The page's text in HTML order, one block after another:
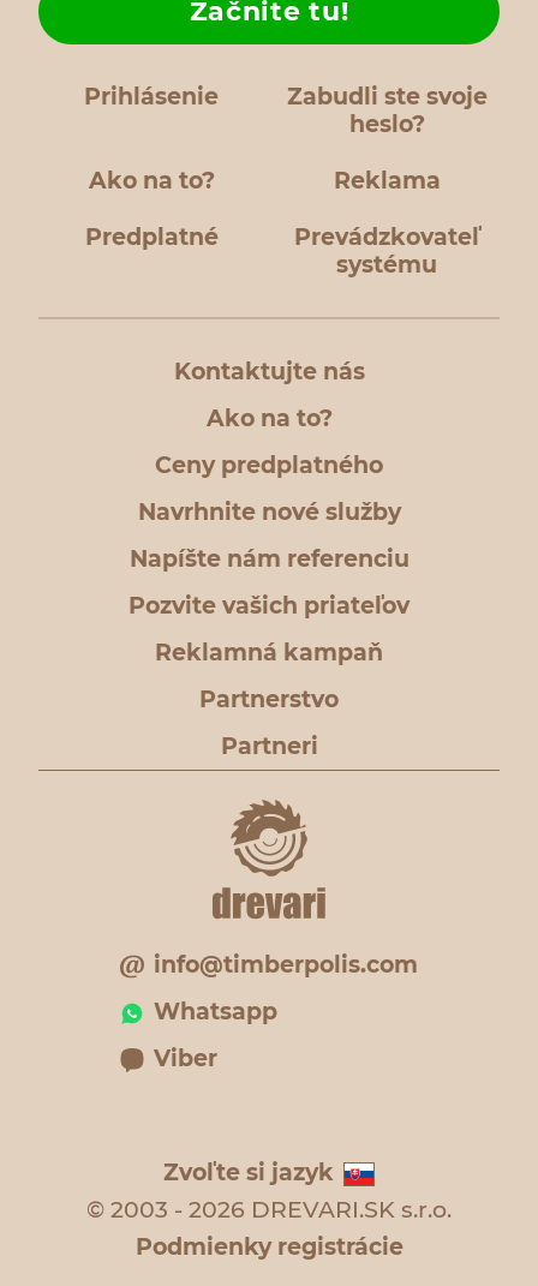
Prihlásenie
Zabudli ste svoje
heslo?
Ako na to?
Začnite tu!
Reklama
Predplatné
Prevádzkovateľ
systému
Kontaktujte nás
Ako na to?
Ceny predplatného
Navrhnite nové služby
Napíšte nám referenciu
Pozvite vašich priateľov
Reklamná kampaň
Partnerstvo
Partneri
info@timberpolis.com
Whatsapp
Viber
Zvoľte si jazyk
© 2003 - 2026 DREVARI.SK s.r.o.
Podmienky registrácie